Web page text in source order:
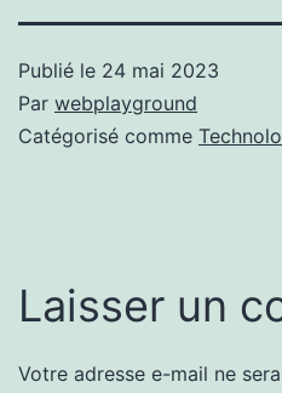
Publié le 24 mai 2023
Par webplayground
Catégorisé comme
Laisser un
Votre adresse e-mail ne